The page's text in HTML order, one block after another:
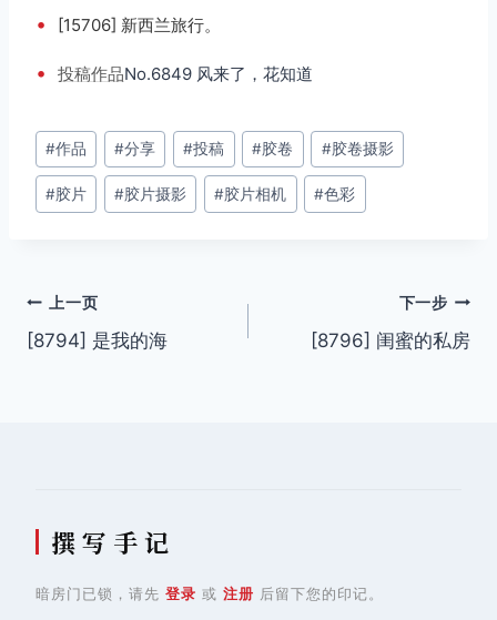
• [15706] 新西兰旅行。
• 投稿作品No.6849 风来了，花知道
文
章
标
#作品 #分享 #投稿 #胶卷 #胶卷摄影
#胶片 #胶片摄影 #胶片相机 #色彩
文
章
上一页
[8794] 是我的海
下一步
[8796] 闺蜜的私房
撰 写 手 记
暗房门已锁，请先 登录 或 注册 后留下您的印记。